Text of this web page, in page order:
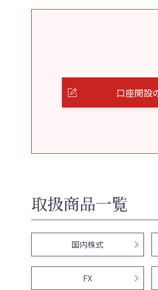
口座開設
取扱商品一覧
国内株式
FX